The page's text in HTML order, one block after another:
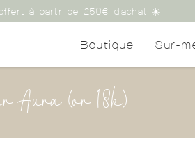
à partir de 250€ d'achat ☀️
Boutique Sur-
Aura (or 18k)